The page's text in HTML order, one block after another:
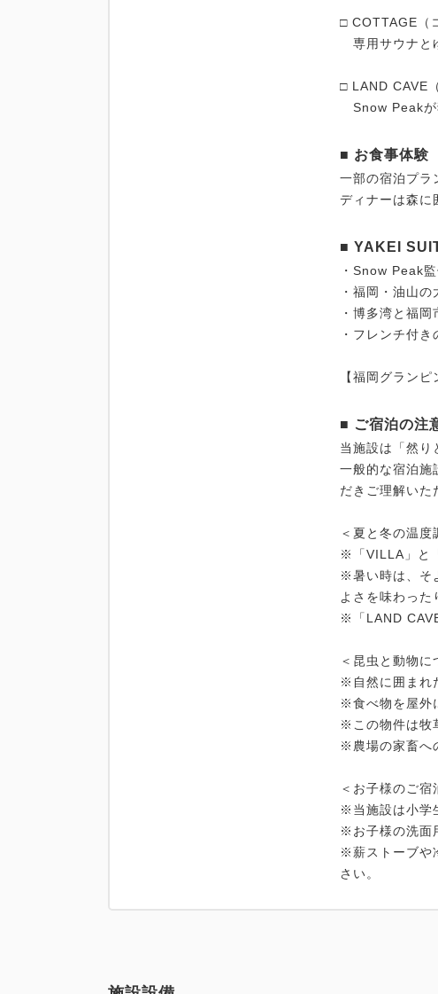
□ COTTAGE（
専用サウナと
□ LAND CAVE
Snow Peakが
■ お食事体験
一部の宿泊プラ
ディナーは森に
■ YAKEI
・Snow Peak
・福岡・油山
・博多湾と福
・フレンチ付
【福岡グラン
■ ご宿泊の注
当施設は「然り
一般的な宿泊施
だきご理解いた
＜夏と冬の温度
※「VILLA」と
※暑い時は、そ
よさを味わった
※「LAND
＜昆虫と動物に
※自然に囲まれ
※食べ物を屋外
※この物件は牧
※農場の家畜へ
＜お子様のご宿
※当施設は小学
※お子様の洗面
※薪ストーブや
さい。